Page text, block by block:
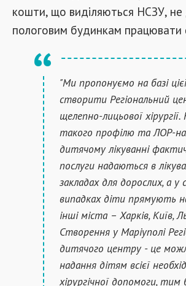
кошти, що виділяються НСЗУ, не
пологовим будинкам працювати
"Ми пропонуємо на базі
створити Регіональний
щелепно-лицьової хірургії.
такого профілю та ЛОР-
дитячому лікуванні
послуги надаються в
закладах для дорослих, а у
випадках діти прямують
інші міста – Харків, Київ,
Створення у Маріуполі
дитячого центру - це
надання дітям всієї
хірургічної допомоги,